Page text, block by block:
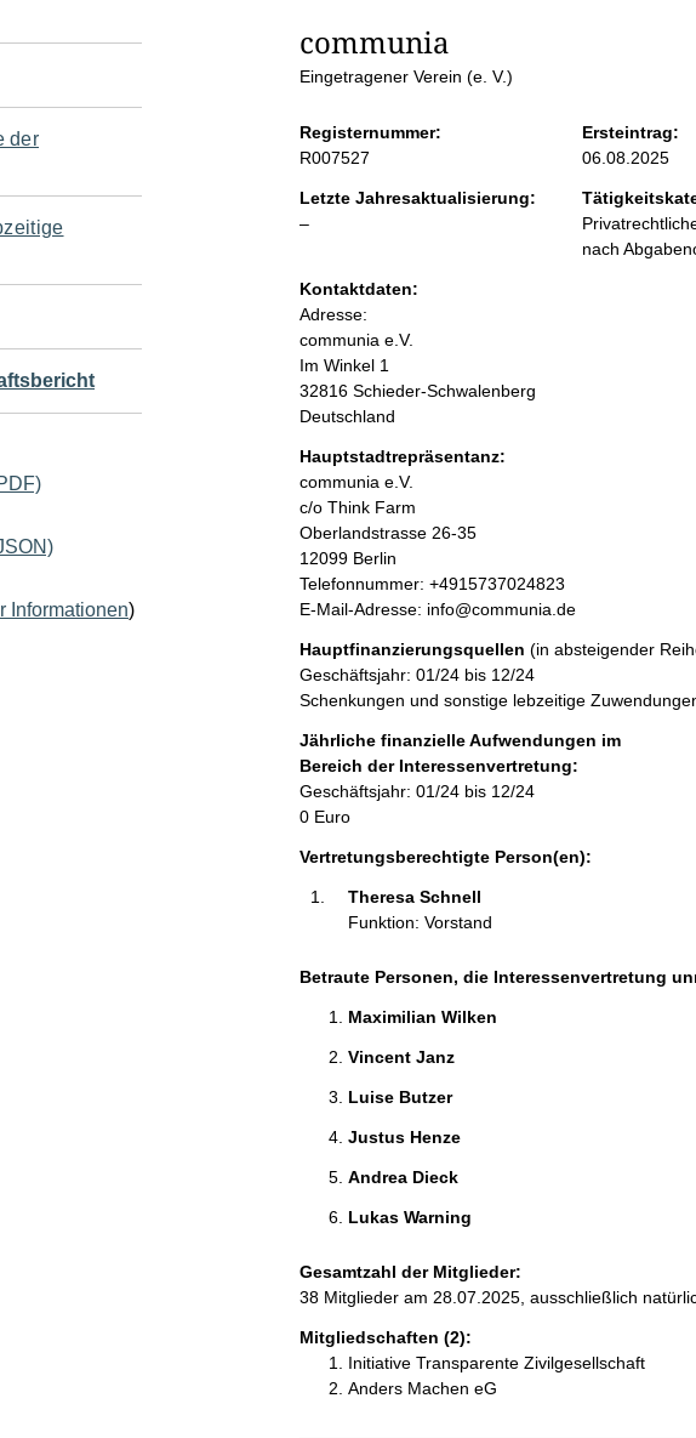
der
Informationen)
e
n
i
h
a
l
t
communia
Eingetragener Verein (e. V.)
Registernummer:
R007527
Ersteintrag:
06.08.2025
Letzte Jahresaktualisierung:
–l
r
nach
Kontaktdaten:
Adresse:
communia e.V.
Im Winkel 1
32816 Schieder-Schwalenberg
Deutschland
Hauptstadtrepräsentanz:
A
d
r
e
s
s
communia e.V.
c/o Think Farm
Oberlandstrasse 26-35
12099 Berlin
K
o
t
a
k
t
i
n
f
r
m
Telefonnummer: +4915737024823
E-Mail-Adresse: info@communia.de
Hauptfinanzierungsquellen (in absteigender
Geschäftsjahr: 01/24 bis 12/24
Schenkungen und sonstige lebzeitige
Jährliche finanzielle Aufwendungen im
Bereich der Interessenvertretung:
Geschäftsjahr: 01/24 bis 12/24
0 Euro
Vertretungsberechtigte Person(en):
Theresa Schnell
Funktion: Vorstand
Betraute Personen, die Interessenvertretung
Maximilian Wilken
Vincent Janz
Luise Butzer
Justus Henze
Andrea Dieck
Lukas Warning
Gesamtzahl der Mitglieder:
38 Mitglieder am 28.07.2025, ausschließlich
Mitgliedschaften (2):
Initiative Transparente Zivilgesellschaft
Anders Machen eG